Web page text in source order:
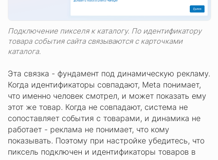
Подключение пикселя к каталогу. По идентификатору
товара события сайта связываются с карточками
каталога.
Эта связка - фундамент под динамическую рекламу.
Когда идентификаторы совпадают, Meta понимает,
что именно человек смотрел, и может показать ему
этот же товар. Когда не совпадают, система не
сопоставляет события с товарами, и динамика не
работает - реклама не понимает, что кому
показывать. Поэтому при настройке убедитесь, что
пиксель подключен и идентификаторы товаров в